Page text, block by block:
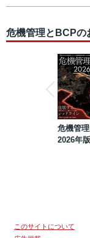
危機管理とBCPの
危機管
2026年版
このサイトについて